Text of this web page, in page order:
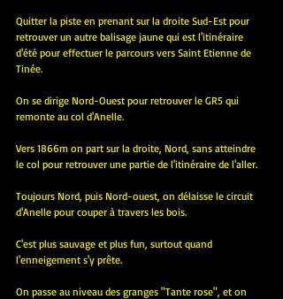
Quitter la piste en prenant sur la droite Sud-Est pour
retrouver un autre balisage jaune qui est l'itinéraire
d'été pour effectuer le parcours vers Saint Etienne de
Tinée.
On se dirige Nord-Ouest pour retrouver le GR5 qui
remonte au col d'Anelle.
Vers 1866m on part sur la droite, Nord, sans atteindre
le col pour retrouver une partie de l'itinéraire de l'aller.
Toujours Nord, puis Nord-ouest, on délaisse le circuit
d'Anelle pour couper à travers les bois.
C'est plus sauvage et plus fun, surtout quand
l'enneigement s'y prête.
On passe au niveau des granges "Tante rose", et on